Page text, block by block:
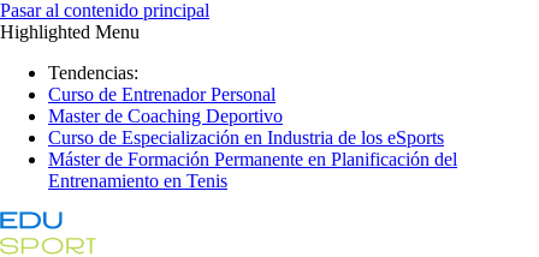
Pasar al contenido principal
Highlighted Menu
Tendencias:
Curso de Entrenador Personal
Master de Coaching Deportivo
Curso de Especialización en Industria de los eSports
Máster de Formación Permanente en Planificación del
Entrenamiento en Tenis